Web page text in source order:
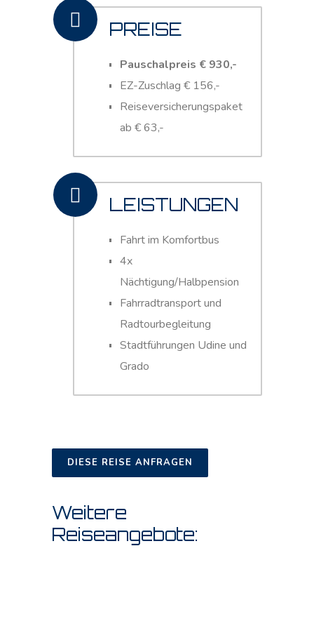
PREISE
Pauschalpreis € 930,-
EZ-Zuschlag € 156,-
Reiseversicherungspaket
ab € 63,-
LEISTUNGEN
Fahrt im Komfortbus
4x
Nächtigung/Halbpension
Fahrradtransport und
Radtourbegleitung
Stadtführungen Udine und
Grado
DIESE REISE ANFRAGEN
Weitere
Reiseangebote: